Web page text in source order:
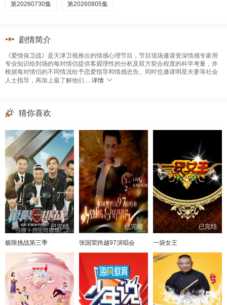
第20260730集 第20260805集
剧情简介
《爱情保卫战》是天津卫视推出的情感心理节目，节目现场邀请资深情感专家用
专业知识给到场的每对情侣提供客观理性的分析及双方契合程度的科学考量，并
根据每对情侣的不同情况给予恋爱指导和情感忠告。同时也邀请明星夫妻等社会
人士指导，再加上最了解他们.... 详情
猜你喜欢
已完结
极限挑战第三季
已完结
张国荣跨越97演唱会
已完结
一袋女王